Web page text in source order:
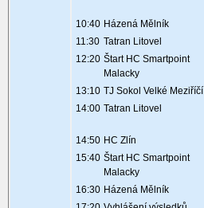
10:40 Házená Mělník
11:30 Tatran Litovel
12:20 Štart HC Smartpoint
Malacky
13:10 TJ Sokol Velké Meziříčí
14:00 Tatran Litovel
14:50 HC Zlín
15:40 Štart HC Smartpoint
Malacky
16:30 Házená Mělník